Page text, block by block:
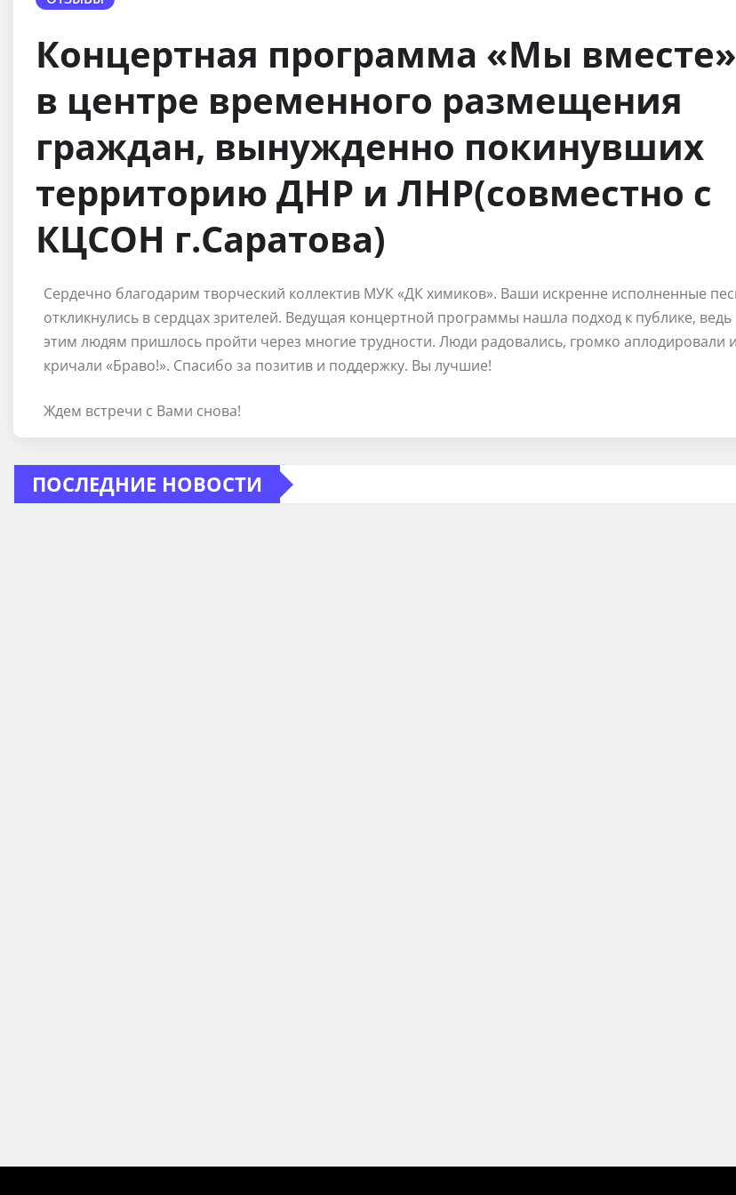
Концертная программа «Мы вместе»
в центре временного размещения
граждан, вынужденно покинувших
территорию ДНР и ЛНР(совместно с
КЦСОН г.Саратова)
Сердечно благодарим творческий коллектив МУК «ДК химиков». Ваши искренне исполненные
откликнулись в сердцах зрителей. Ведущая концертной программы нашла подход к публике, ведь
этим людям пришлось пройти через многие трудности. Люди радовались, громко аплодировали и
кричали «Браво!». Спасибо за позитив и поддержку. Вы лучшие!
Ждем встречи с Вами снова!
ПОСЛЕДНИЕ НОВОСТИ